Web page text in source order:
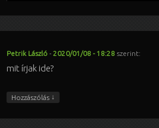
Petrik László- 2020/01/08 - 18:28 szerint:
mit írjak ide?
Hozzászólás ↓